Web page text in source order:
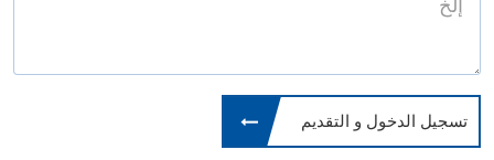
تسجيل الدخول و التقديم